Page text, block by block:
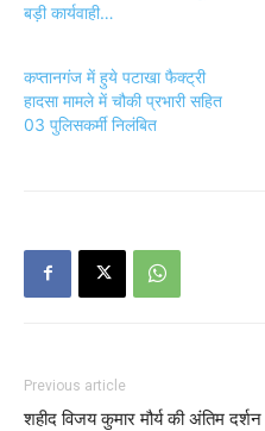
बड़ी कार्यवाही…
कप्तानगंज में हुये पटाखा फैक्ट्री
हादसा मामले में चौकी प्रभारी सहित
03 पुलिसकर्मी निलंबित
Previous article
शहीद विजय कुमार मौर्य की अंतिम दर्शन